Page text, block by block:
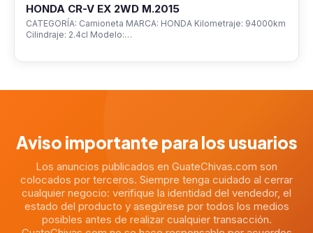
HONDA CR-V EX 2WD M.2015
CATEGORÍA: Camioneta MARCA: HONDA Kilometraje: 94000km
Cilindraje: 2.4cl Modelo:…
Aviso importante para los usuarios
Los anuncios publicados en GuateChivas.com son
colocados por terceros. Siempre tenga cuidado al cerrar
cualquier negocio: verifique la identidad del vendedor, el
estado del producto y asegúrese por todos los medios
posibles antes de realizar cualquier transacción.